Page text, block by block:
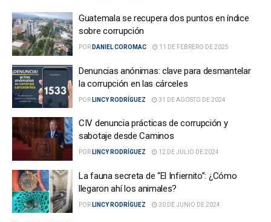
Guatemala se recupera dos puntos en índice
sobre corrupción
POR DANIEL COROMAC 11 DE FEBRERO DE 2025
Denuncias anónimas: clave para desmantelar
la corrupción en las cárceles
POR LINCY RODRÍGUEZ 31 DE AGOSTO DE 2024
CIV denuncia prácticas de corrupción y
sabotaje desde Caminos
POR LINCY RODRÍGUEZ 12 DE JULIO DE 2024
La fauna secreta de “El Infiernito”: ¿Cómo
llegaron ahí los animales?
POR LINCY RODRÍGUEZ 30 DE JUNIO DE 2024